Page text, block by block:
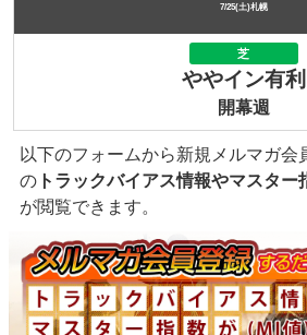
7/25(土)札幌
芝
ややイン有利
開幕週
以下のフォームから新規メルマガ会
の トラックバイアス情報やマスター
が閲覧できます。